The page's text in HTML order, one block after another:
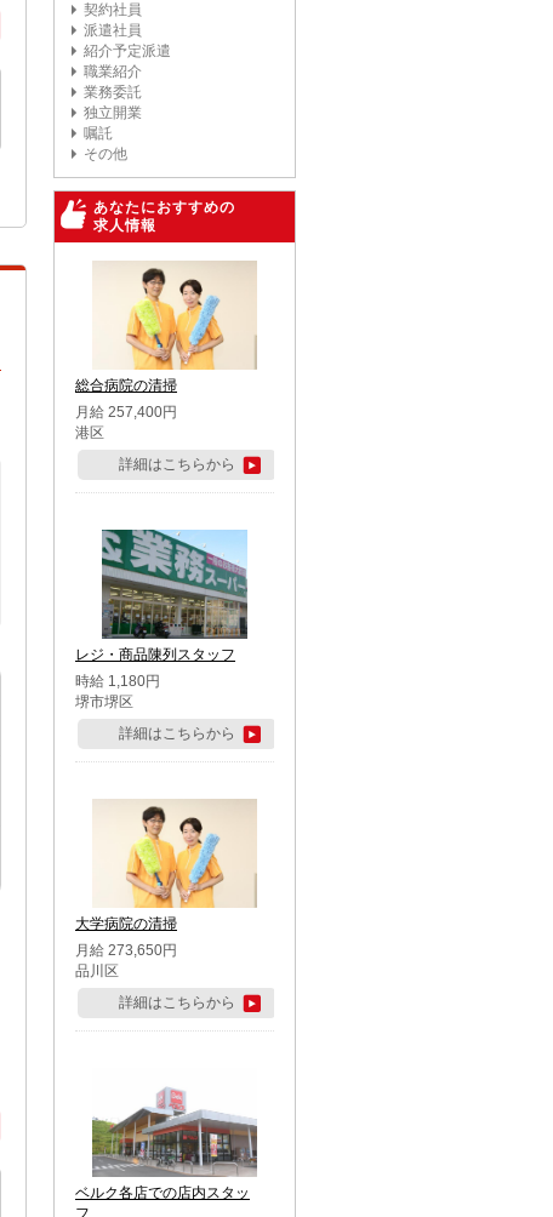
契約社員
派遣社員
紹介予定派遣
職業紹介
業務委託
独立開業
嘱託
その他
あなたにおすすめの
求人情報
総合病院の清掃
月給 257,400円
港区
詳細はこちらから
レジ・商品陳列スタッフ
時給 1,180円
堺市堺区
詳細はこちらから
大学病院の清掃
月給 273,650円
品川区
詳細はこちらから
ベルク各店での店内スタッ
フ